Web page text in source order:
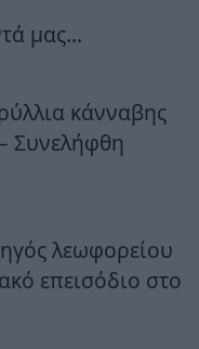
μας…
κάνναβης
Συνελήφθη
λεωφορείου
επεισόδιο στο